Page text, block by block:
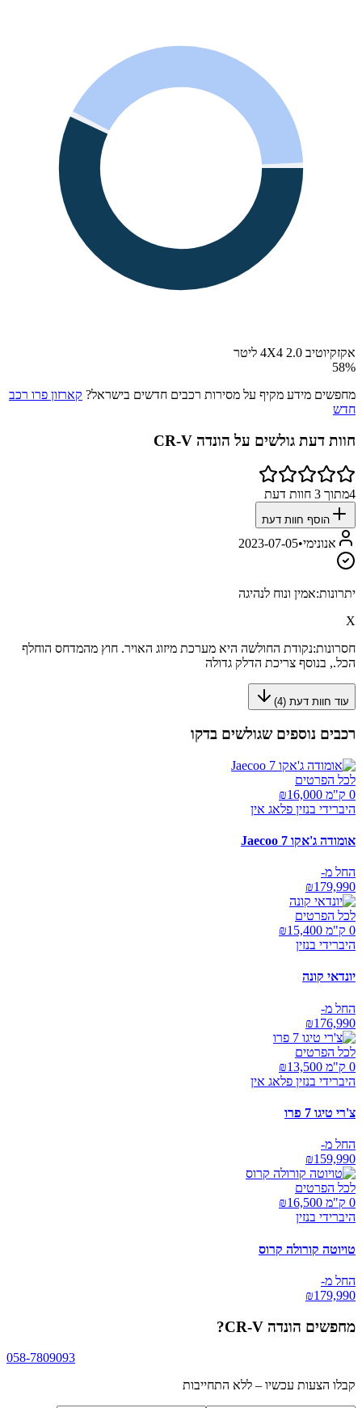
אקזקיוטיב 4X4 2.0 ליטר
58%
מחפשים מידע מקיף על מסירות רכבים חדשים בישראל? קארזון פרו רכב
חדש
חוות דעת גולשים על הונדה CR-V
4מתוך 3 חוות דעת
הוסף חוות דעת
אנונימי•
2023-07-05
יתרונות:אמין ונוח לנהיגה
X
חסרונות:נקודת החולשה היא מערכת מיזוג האויר. חוץ מהמדחס הוחלף
הכל., בנוסף צריכת הדלק גדולה
עוד חוות דעת (4
)
רכבים נוספים שגולשים בדקו
לכל הפרטים
0 ק"מ ₪
16,000
היברידי בנזין פלאג אין
אומודה ג'אקו Jaecoo 7
החל מ-
₪179,990
לכל הפרטים
0 ק"מ ₪
15,400
היברידי בנזין
יונדאי קונה
החל מ-
₪176,990
לכל הפרטים
0 ק"מ ₪
13,500
היברידי בנזין פלאג אין
צ'רי טיגו 7 פרו
החל מ-
₪159,990
לכל הפרטים
0 ק"מ ₪
16,500
היברידי בנזין
טויוטה קורולה קרוס
החל מ-
₪179,990
מחפשים הונדה CR-V ?
058-7809093
קבלו הצעות עכשיו – ללא התחייבות